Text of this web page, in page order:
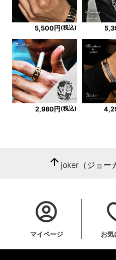
5,500円(税込)
2,980円 (税込)
arrow_upward joker（ジョー
マイページ お気